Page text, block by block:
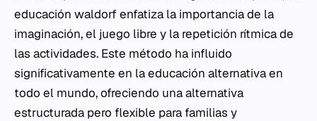
educación waldorf enfatiza la importancia de la
imaginación, el juego libre y la repetición rítmica de
las actividades. Este método ha influido
significativamente en la educación alternativa en
todo el mundo, ofreciendo una alternativa
estructurada pero flexible para familias y